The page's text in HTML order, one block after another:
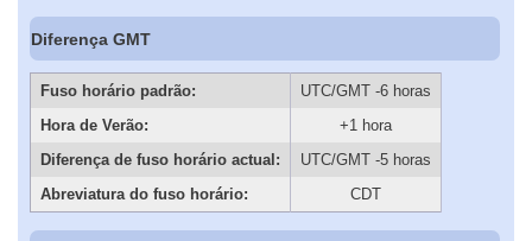
Diferença GMT
Fuso horário padrão:
UTC/GMT -6 horas
Hora de Verão:
+1 hora
Diferença de fuso horário actual:
UTC/GMT -5 horas
Abreviatura do fuso horário:
CDT